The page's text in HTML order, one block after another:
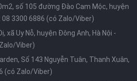
số 105 đường Đào Cam Mộc, huyện
08 3300 6886 (có Zalo/Viber)
xã Uy Nỗ, huyện Đông Anh, Hà Nội -
Viber)
Số 143 Nguyễn Tuân, Thanh Xuân,
(có Zalo/Viber)